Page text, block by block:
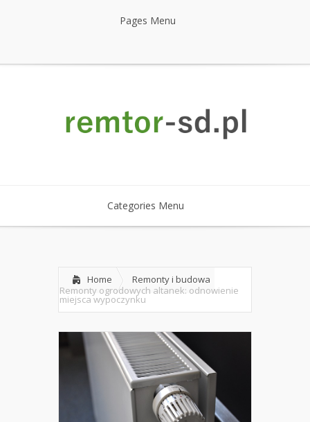
Pages Menu
Categories Menu
Home
Remonty i budowa
Remonty ogrodowych altanek: odnowienie
miejsca wypoczynku